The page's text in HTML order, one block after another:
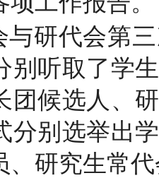
与研代会第
别听取了学
团候选人、
分别选举出
、研究生常